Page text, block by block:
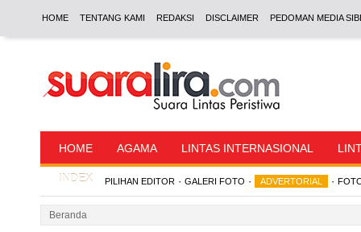
HOME TENTANG KAMI REDAKSI DISCLAIMER PEDOMAN MEDIA
HOME AGAMA LINTAS INTERNASIONAL
INDEX PILIHAN EDITOR · GALERI FOTO · ADVERTORIAL ·
Beranda